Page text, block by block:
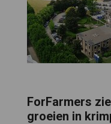
ForFarmers
groeien in